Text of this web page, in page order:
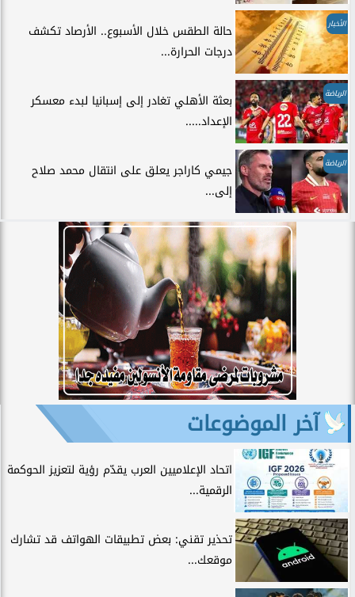
الأخبار
حالة الطقس خلال الأسبوع.. الأرصاد تكشف
درجات الحرارة...
الرياضة
بعثة الأهلي تغادر إلى إسبانيا لبدء معسكر
الإعداد.....
الرياضة
جيمي كاراجر يعلق على انتقال محمد صلاح
إلى...
آخر الموضوعات
اتحاد الإعلاميين العرب يقدّم رؤية لتعزيز الحوكمة
الرقمية...
تحذير تقني: بعض تطبيقات الهواتف قد تشارك
موقعك...